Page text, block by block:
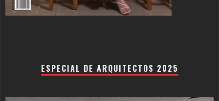
ESPECIAL DE ARQUITECTOS 2025